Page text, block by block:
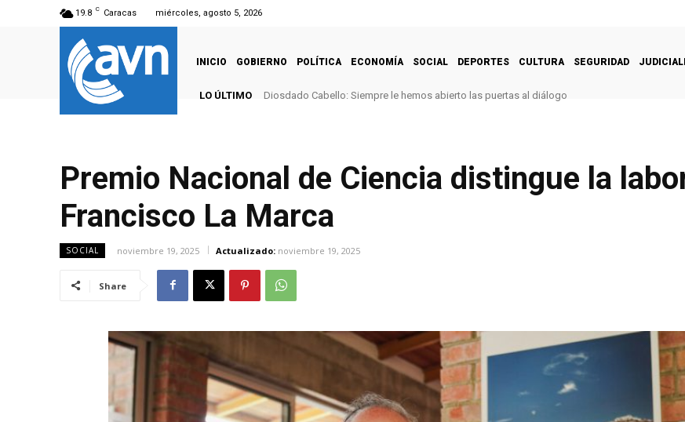
19.8 C Caracas miércoles, agosto 5, 2026
INICIO GOBIERNO POLÍTICA ECONOMÍA SOCIAL DEPORTES CULTURA SEGURIDAD
LO ÚLTIMO Diosdado Cabello: Siempre le hemos abierto las puertas al diálogo
Premio Nacional de Ciencia distingue la
Francisco La Marca
SOCIAL noviembre 19, 2025 Actualizado: noviembre 19, 2025
Share